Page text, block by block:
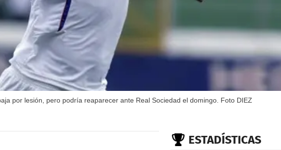
por lesión, pero podría reaparecer ante Real Sociedad el domingo. Foto DIEZ
ESTADÍSTICAS